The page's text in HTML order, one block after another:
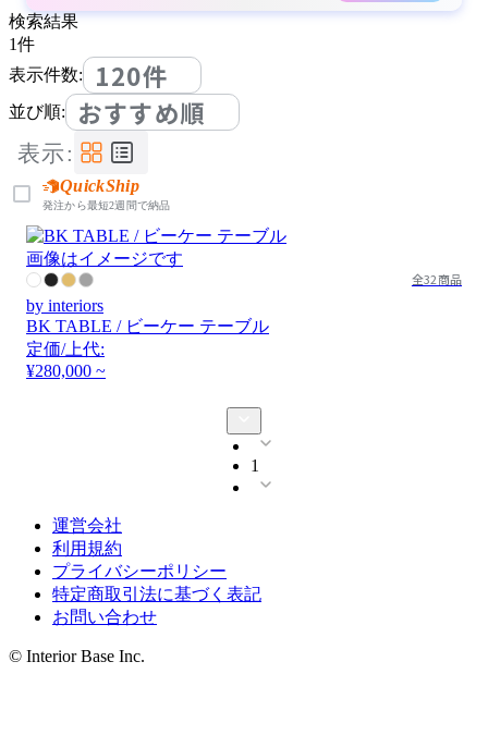
検索結果
1件
表示件数:
120件
並び順: おすすめ順
表示:
QuickShip
発注から最短2週間で納品
画像はイメージです
全32商品
by interiors
BK TABLE / ビーケー テーブル
定価/上代:
¥280,000 ~
1
運営会社
利用規約
プライバシーポリシー
特定商取引法に基づく表記
お問い合わせ
© Interior Base Inc.